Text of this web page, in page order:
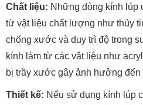
Chất liệu: Những dòng kính
từ vật liệu chất lượng như thủy
chống xước và duy trì độ trong
kính làm từ các vật liệu như
bị trầy xước gây ảnh hưởng
Thiết kế: Nếu sử dụng kính lúp